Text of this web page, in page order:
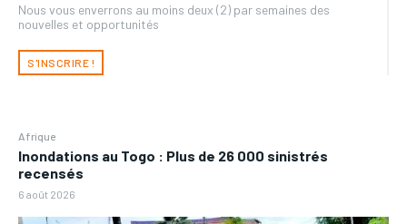
Nous vous enverrons au moins deux (2) par semaines des
nouvelles et opportunités
S'INSCRIRE !
Afrique
Inondations au Togo : Plus de 26 000 sinistrés
recensés
6 août 2026